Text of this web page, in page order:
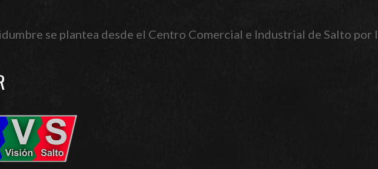
se plantea desde el Centro Comercial e Industrial de Salto por